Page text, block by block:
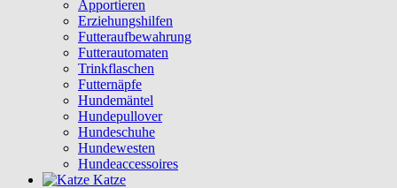
Apportieren
Erziehungshilfen
Futteraufbewahrung
Futterautomaten
Trinkflaschen
Futternäpfe
Hundemäntel
Hundepullover
Hundeschuhe
Hundewesten
Hundeaccessoires
Katze